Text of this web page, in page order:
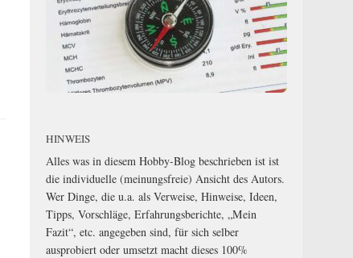
HINWEIS
Alles was in diesem Hobby-Blog beschrieben ist ist
die individuelle (meinungsfreie) Ansicht des Autors.
Wer Dinge, die u.a. als Verweise, Hinweise, Ideen,
Tipps, Vorschläge, Erfahrungsberichte, „Mein
Fazit“, etc. angegeben sind, für sich selber
ausprobiert oder umsetzt macht dieses 100%